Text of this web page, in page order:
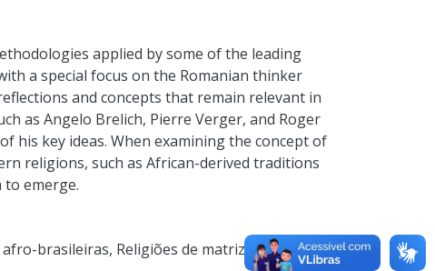
applied by some of the leading
a special focus on the Romanian thinker
and concepts that remain relevant in
as Angelo Brelich, Pierre Verger, and Roger
his key ideas. When examining the concept of
religions, such as African-derived traditions
to emerge.
afro-brasileiras, Religiões de matrizes africanas